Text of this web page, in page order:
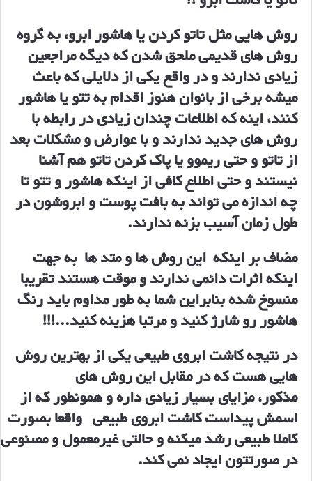
روش هایی مثل تاتو کردن یا هاشور ابرو، به گروه
روش های قدیمی ملحق شدن که دیگه مراجعین
زیادی ندارند و در واقع یکی از دلایلی که باعث
میشه برخی از بانوان هنوز اقدام به تتو یا هاشور
کنند، اینه که اطلاعات چندان زیادی در رابطه با
روش های جدید ندارند و با عوارض و مشکلات بعد
از تاتو و حتی ریموو یا پاک کردن تاتو هم آشنا
نیستند و حتی اطلاع کافی از اینکه هاشور و تتو تا
چه اندازه می تواند به بافت پوست و ابروشون در
طول زمان آسیب بزنه ندارند.
مضاف بر اینکه این روش ها و متد ها به جهت
اینکه اثرات دائمی ندارند و موقت هستند تقریبا
منسوخ شده بنابراین شما به طور مداوم باید رنگ
هاشور رو شارژ کنید و مرتبا هزینه کنید...!!!
در نتیجه کاشت ابروی طبیعی یکی از بهترین روش
هایی هست که در مقابل این روش های
مذکور، مزایای بسیار زیادی داره و همونطور که از
اسمش پیداست کاشت ابروی طبیعی واقعا بصورت
کاملا طبیعی رشد میکنه و حالتی غیرمعمول و مصنوعی
در صورتتون ایجاد نمی کند.